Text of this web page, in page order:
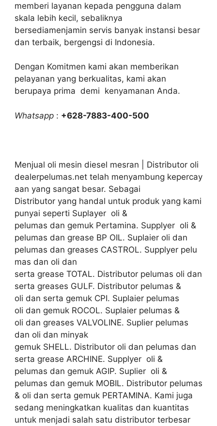
memberi layanan kepada pengguna dalam
skala lebih kecil, sebaliknya
bersediamenjamin servis banyak instansi besar
dan terbaik, bergengsi di Indonesia.
Dengan Komitmen kami akan memberikan
pelayanan yang berkualitas, kami akan
berupaya prima demi kenyamanan Anda.
Whatsapp : +628-7883-400-500
Menjual oli mesin diesel mesran | Distributor oli
dealerpelumas.net telah menyambung kepercay
aan yang sangat besar. Sebagai
Distributor yang handal untuk produk yang kami
punyai seperti Suplayer oli &
pelumas dan gemuk Pertamina. Supplyer oli &
pelumas dan grease BP OIL. Suplaier oli dan
pelumas dan greases CASTROL. Supplyer pelu
mas dan oli dan
serta grease TOTAL. Distributor pelumas oli dan
serta greases GULF. Distributor pelumas &
oli dan serta gemuk CPI. Suplaier pelumas
oli dan gemuk ROCOL. Suplaier pelumas &
oli dan greases VALVOLINE. Suplier pelumas
dan oli dan minyak
gemuk SHELL. Distributor oli dan pelumas dan
serta grease ARCHINE. Supplyer oli &
pelumas dan gemuk AGIP. Suplier oli &
pelumas dan gemuk MOBIL. Distributor pelumas
& oli dan serta gemuk PERTAMINA. Kami juga
sedang meningkatkan kualitas dan kuantitas
untuk menjadi salah satu distributor terbesar